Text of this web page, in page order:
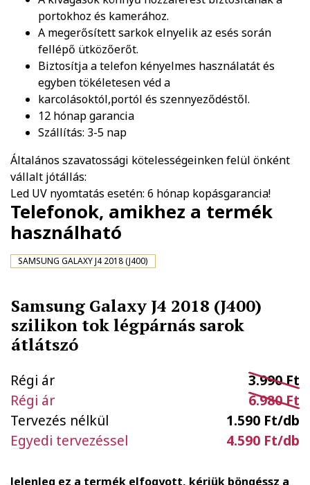
portokhoz és kamerához.
A megerősített sarkok elnyelik az esés során
fellépő ütközőerőt.
Biztosítja a telefon kényelmes használatát és
egyben tökéletesen véd a
karcolásoktól,portól és szennyeződéstől.
12 hónap garancia
Szállítás: 3-5 nap
Általános szavatossági kötelességeinken felül önként
vállalt jótállás:
Led UV nyomtatás esetén: 6 hónap kopásgarancia!
Telefonok, amikhez a termék
használható
SAMSUNG GALAXY J4 2018 (J400)
Samsung Galaxy J4 2018 (J400)
szilikon tok légpárnás sarok
átlátszó
Régi ár
3.990 Ft
Régi ár
6.980 Ft
Tervezés nélkül
1.590 Ft/db
Egyedi tervezéssel
4.590 Ft/db
Jelenleg ez a termék elfogyott, kérjük böngéssz a